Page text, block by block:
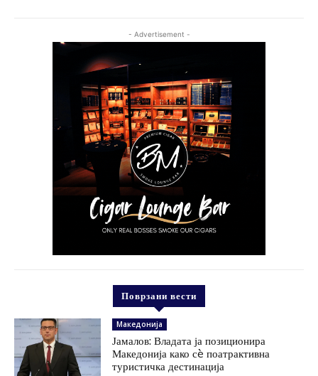
- Advertisement -
Поврзани вести
Македонија
Јамалов: Владата ја позиционира
Македонија како сè поатрактивна
туристичка дестинација